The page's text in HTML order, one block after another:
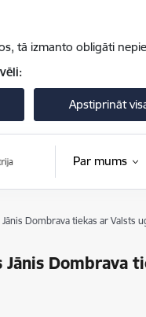
tā izmanto obligāti
Apstiprināt
Par mums
Dombrava tiekas ar Valsts
Dombrava